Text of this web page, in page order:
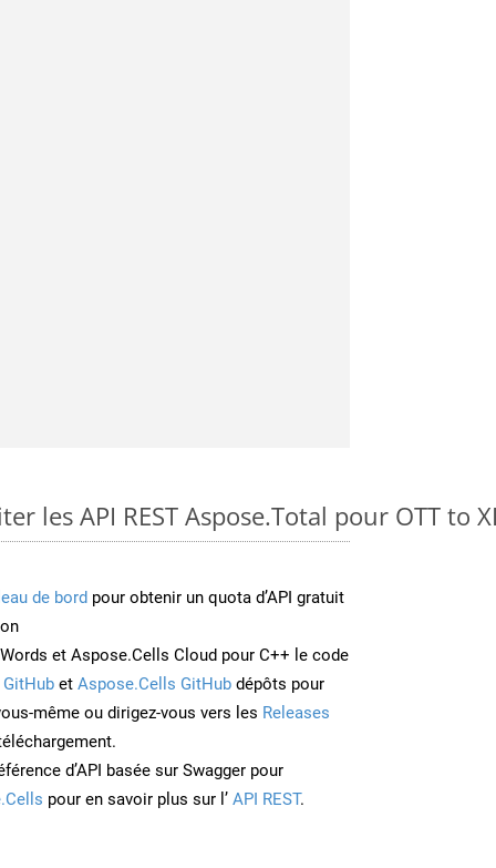
les API REST Aspose.Total pour OTT to
de bord pour obtenir un quota d’API gratuit
et Aspose.Cells Cloud pour C++ le code
et Aspose.Cells GitHub dépôts pour
même ou dirigez-vous vers les Releases
d’API basée sur Swagger pour
pour en savoir plus sur l’ API REST.